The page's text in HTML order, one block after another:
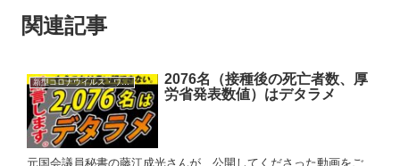
関連記事
新型コロナウイルス・ワクチン
2076名（接種後の死亡者数、厚
労省発表数値）はデタラメ
元国会議員秘書の藤江成光さんが、公開してくださった動画をご